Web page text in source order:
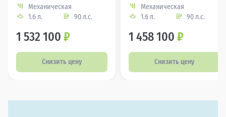
Механическая
1.6 л.
90 л.с.
1 532 100 ₽
Снизить цену
Механическая
1.6 л.
90 л.с.
1 458 100 ₽
Снизить цену